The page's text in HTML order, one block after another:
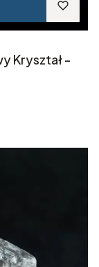
Kryształ -